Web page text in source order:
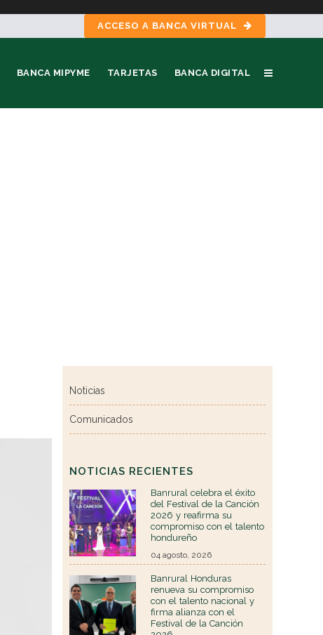
ACCESO A BANCA VIRTUAL
BANCA MIPYME TARJETAS BANCA DIGITAL
Noticias
Comunicados
NOTICIAS RECIENTES
Banrural celebra el éxito
del Festival de la Canción
2026 y reafirma su
compromiso con el talento
hondureño
04 agosto, 2026
Banrural Honduras
renueva su compromiso
con el talento nacional y
firma alianza con el
Festival de la Canción